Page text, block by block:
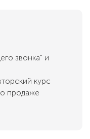
звонка" и
курс
продаже